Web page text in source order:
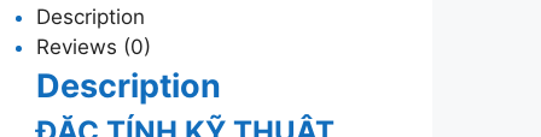
Description
Reviews (0)
Description